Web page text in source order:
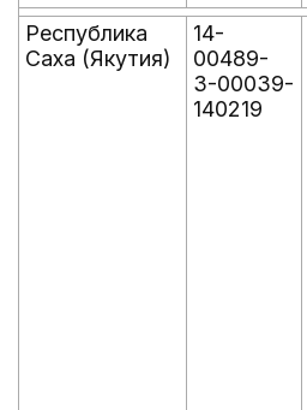
Республика
Саха (Якутия)
14-
00489-
З-00039-
140219